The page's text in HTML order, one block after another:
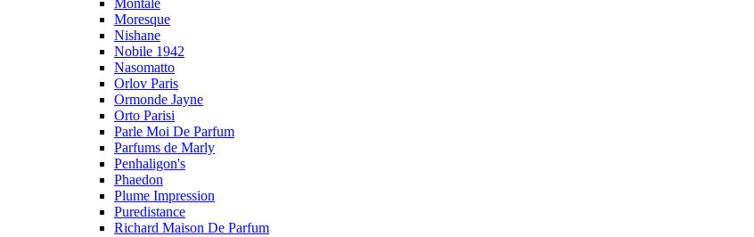
Montale
Moresque
Nishane
Nobile 1942
Nasomatto
Orlov Paris
Ormonde Jayne
Orto Parisi
Parle Moi De Parfum
Parfums de Marly
Penhaligon's
Phaedon
Plume Impression
Puredistance
Richard Maison De Parfum